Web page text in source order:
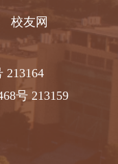
校友网
213164
号 213159